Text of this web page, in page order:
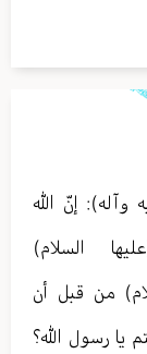
وآله): إنّ الله
السلام)
من قبل أن
يا رسول الله؟